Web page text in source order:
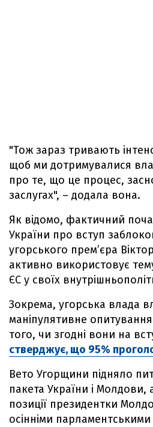
"Тож зараз тривають
щоб ми дотримувалися
про те, що це процес,
заслугах", – додала вона.
Як відомо, фактичний
України про вступ
угорського прем’єра
активно використовує
ЄС у своїх
Зокрема, угорська влада
маніпулятивне
того, чи згодні вони на
стверджує, що 95%
Вето Угорщини підняло
пакета України і Молдови,
позиції президентки
осінніми